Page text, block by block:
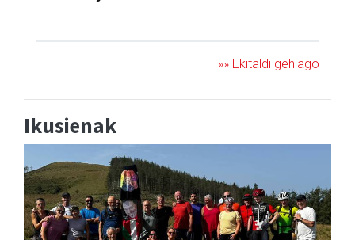
»» Ekitaldi gehiago
Ikusienak